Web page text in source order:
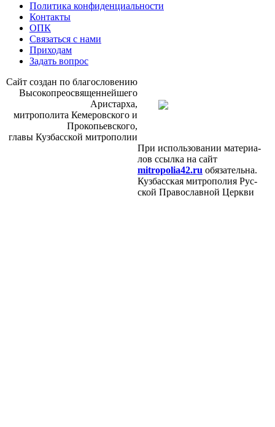
Политика конфиденциальности
Контакты
ОПК
Связаться с нами
Приходам
Задать вопрос
Сайт со­здан по бла­го­сло­ве­нию
Вы­со­ко­прео­свя­щен­ней­ше­го
Ари­стар­ха,
мит­ро­по­ли­та Ке­ме­ров­ско­го и
Про­ко­пьев­ско­го,
гла­вы Куз­бас­ской мит­ро­по­лии
При ис­поль­зо­ва­нии ма­те­ри­а­
лов ссыл­ка на сайт
mitropolia42.ru обя­за­тель­на.
Куз­бас­ская мит­ро­по­лия Рус­
ской Пра­во­слав­ной Церк­ви